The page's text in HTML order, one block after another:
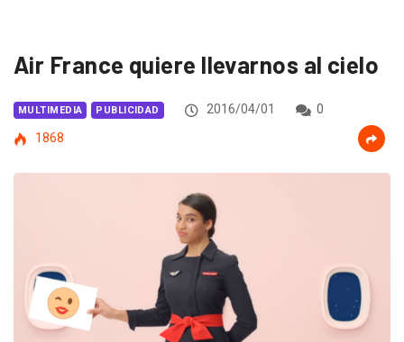
Air France quiere llevarnos al cielo
MULTIMEDIA PUBLICIDAD 2016/04/01
0
1868